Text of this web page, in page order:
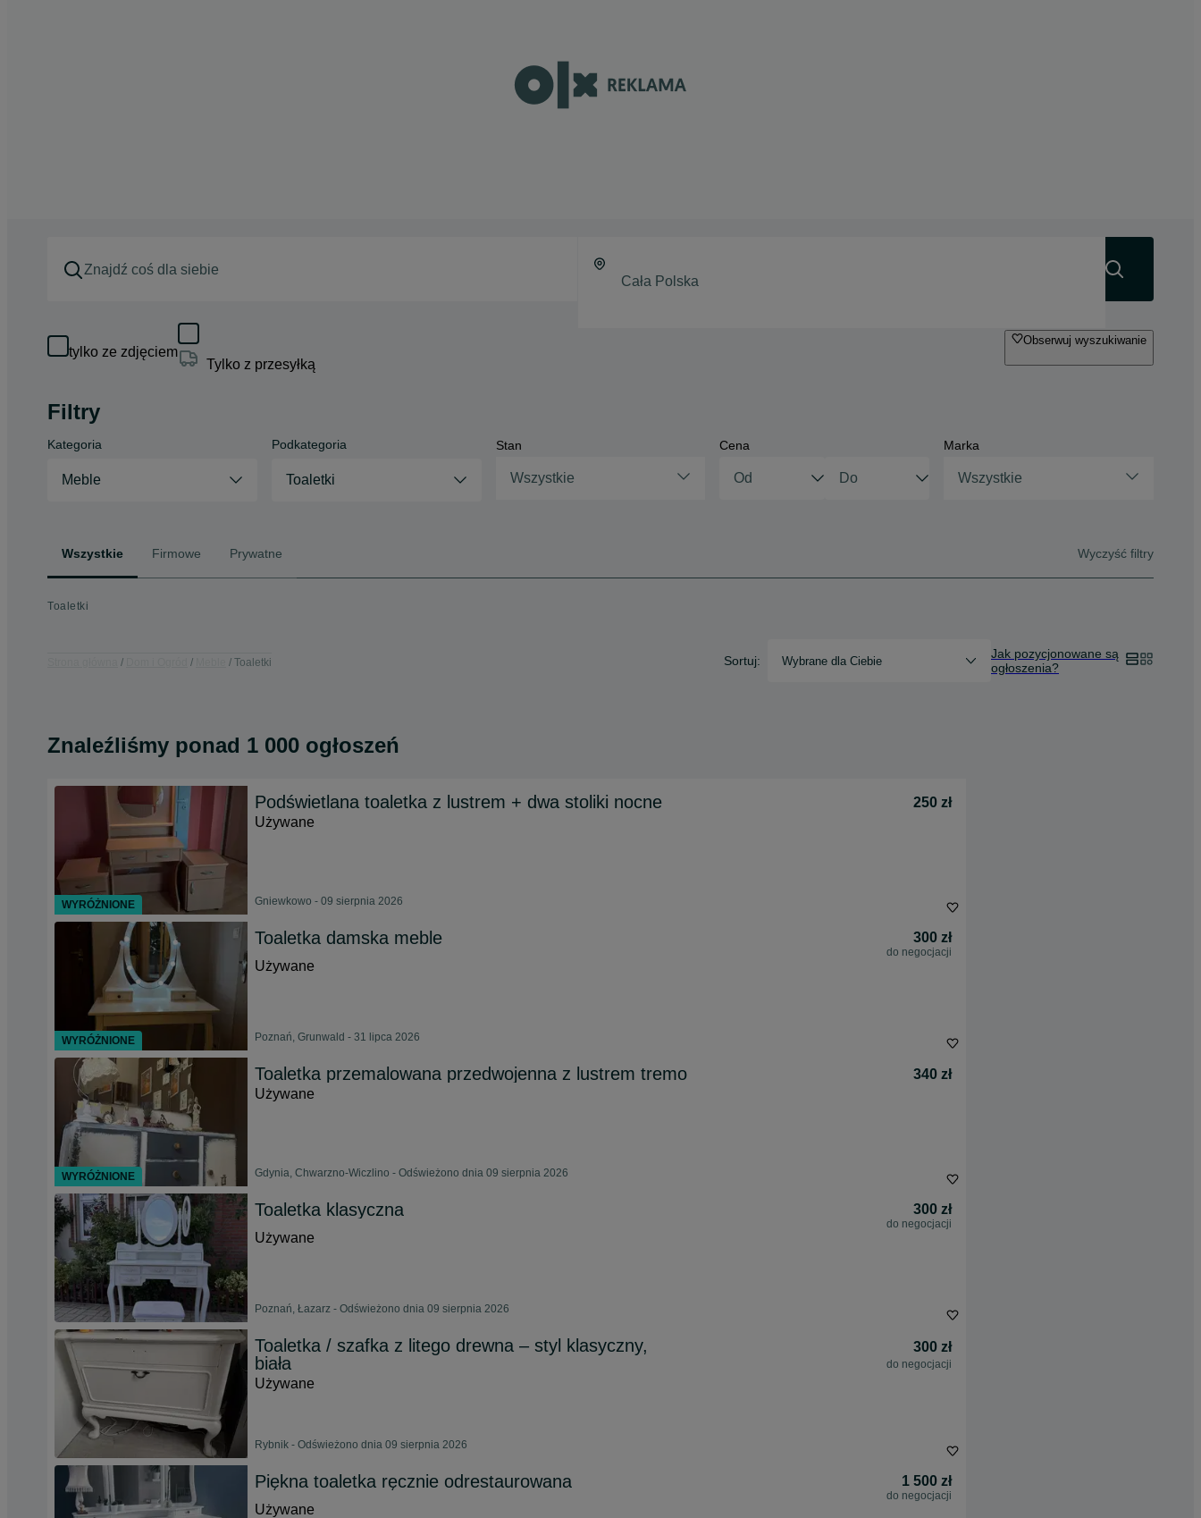
tylko ze zdjęciem
Tylko z przesyłką
Obserwuj wyszukiwanie
Filtry
Kategoria
Meble
Podkategoria
Toaletki
Stan
Wszystkie
Cena Marka
Wszystkie
Wszystkie Firmowe Prywatne Wyczyść filtry
Toaletki
Toaletki Sortuj: Wybrane dla Ciebie
Jak pozycjonowane są
ogłoszenia?
Znaleźliśmy ponad 1 000 ogłoszeń
Podświetlana toaletka z lustrem + dwa stoliki nocne
250 zł
Używane
Gniewkowo - 09 sierpnia 2026
Toaletka damska meble 300 zł
do negocjacji
Używane
Poznań, Grunwald - 31 lipca 2026
Toaletka przemalowana przedwojenna z lustrem tremo
340 zł
Używane
Gdynia, Chwarzno-Wiczlino - Odświeżono dnia 09 sierpnia 2026
Toaletka klasyczna 300 zł
do negocjacji
Używane
Poznań, Łazarz - Odświeżono dnia 09 sierpnia 2026
Toaletka / szafka z litego drewna – styl klasyczny,
biała
300 zł
do negocjacji
Używane
Rybnik - Odświeżono dnia 09 sierpnia 2026
Piękna toaletka ręcznie odrestaurowana 1 500 zł
do negocjacji
Używane
WYRÓŻNIONE
WYRÓŻNIONE
WYRÓŻNIONE